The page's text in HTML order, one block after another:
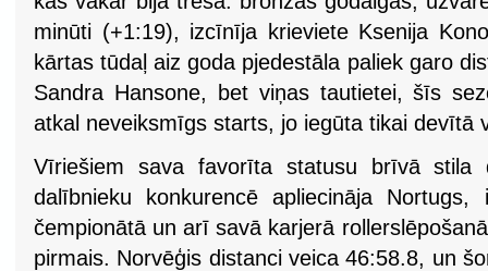
minūti (+1:19), izcīnīja krieviete Ksenija
kārtas tūdaļ aiz goda pjedestāla paliek garo
Sandra Hansone, bet viņas tautietei, šīs
atkal neveiksmīgs starts, jo iegūta tikai devītā
Vīriešiem sava favorīta statusu brīvā
dalībnieku konkurencē apliecināja
čempionātā un arī savā karjerā
pirmais. Norvēģis distanci veica 46:58.8, un